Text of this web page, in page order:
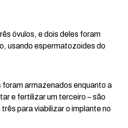
óvulos, e dois deles foram
usando espermatozoides do
armazenados enquanto a
e fertilizar um terceiro – são
para viabilizar o implante no